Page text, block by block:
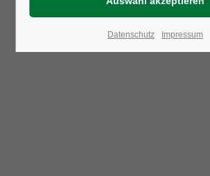
Datenschutz Impressum